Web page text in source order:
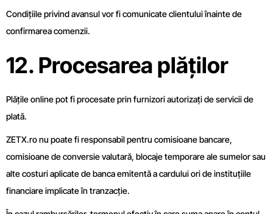
Condițiile privind avansul vor fi comunicate clientului înainte de
confirmarea comenzii.
12. Procesarea plăților
Plățile online pot fi procesate prin furnizori autorizați de servicii de
plată.
ZETX.ro nu poate fi responsabil pentru comisioane bancare,
comisioane de conversie valutară, blocaje temporare ale sumelor sau
alte costuri aplicate de banca emitentă a cardului ori de instituțiile
financiare implicate în tranzacție.